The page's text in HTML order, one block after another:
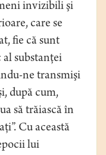
invizibili şi
care se
fie că sunt
substanţei
ne transmişi
după cum,
să trăiască în
Cu această
lui